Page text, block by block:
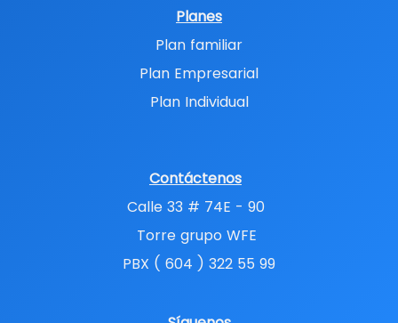
Planes
Plan familiar
Plan Empresarial
Plan Individual
Contáctenos
Calle 33 # 74E - 90
Torre grupo WFE
PBX ( 604 ) 322 55 99